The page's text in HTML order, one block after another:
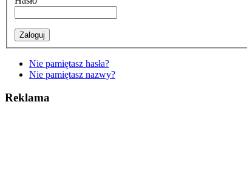
Nie pamiętasz hasła?
Nie pamiętasz nazwy?
Reklama